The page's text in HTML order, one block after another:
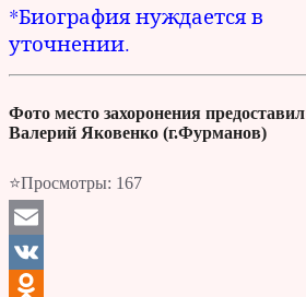
*Биография нуждается в
уточнении.
Фото место захоронения предоставил
Валерий Яковенко (г.Фурманов)
⭐Просмотры: 167
Email
VK